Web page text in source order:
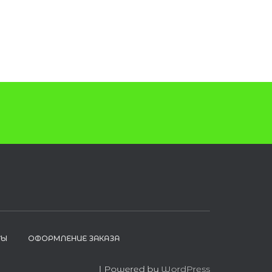
ОФОРМЛЕНИЕ ЗАКАЗА
| Powered by WordPress